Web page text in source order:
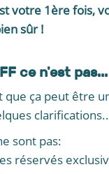
votre 1ère fois,
sûr !
ce n'est pas...
que ça peut être
sont pas:
réservés